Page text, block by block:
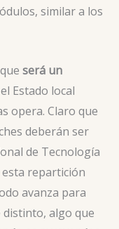
similar a los
será un
Estado local
opera. Claro que
deberán ser
de Tecnología
repartición
avanza para
algo que